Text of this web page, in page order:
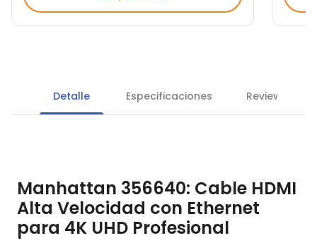
Detalle Especificaciones Reviews
Manhattan 356640: Cable HDMI
Alta Velocidad con Ethernet
para 4K UHD Profesional